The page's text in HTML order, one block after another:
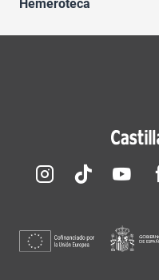
Hemeroteca
Redes sociales